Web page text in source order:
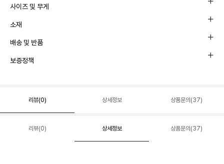
사이즈 및 무게
소재
배송 및 반품
보증정책
리뷰(0) 상세정보 상품문의(37)
리뷰(0) 상세정보 상품문의(37)